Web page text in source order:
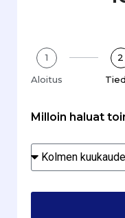
1
Aloitus
2
Milloin haluat